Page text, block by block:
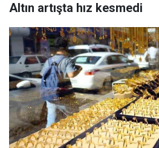
Altın artışta hız kesmedi